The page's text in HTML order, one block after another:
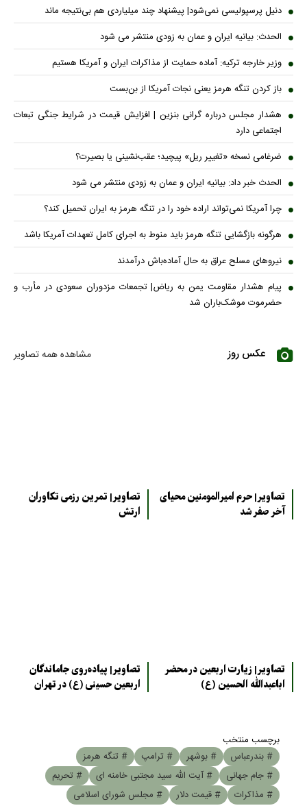
دنیل پرسپولیسی نمی‌شود| پیشنهاد چند میلیاردی هم بی‌نتیجه ماند
الحدث: بیانیه ایران و عمان به زودی منتشر می شود
وزیر خارجه ترکیه: آماده حمایت از مذاکرات ایران و آمریکا هستیم
باز کردن تنگه هرمز یعنی نجات آمریکا از بن‌بست
هشدار مجلس درباره گرانی بنزین | افزایش قیمت در شرایط جنگی تبعات
اجتماعی دارد
ضرغامی نسخه «تغییر ریل» پیچید؛ عقب‌نشینی یا بصیرت؟
الحدث خبر داد: بیانیه ایران و عمان به زودی منتشر می شود
چرا آمریکا نمی‌تواند اراده خود را در تنگه هرمز به ایران تحمیل کند؟
هرگونه بازگشایی تنگه هرمز باید منوط به اجرای کامل تعهدات آمریکا باشد
نیروهای مسلح عراق به حال آماده‌باش درآمدند
پیام هشدار مقاومت یمن به ریاض| تجمعات مزدوران سعودی در مأرب و
حضرموت موشک‌باران شد
عکس روز مشاهده همه تصاویر
تصاویر| حرم امیرالمومنین محیای
آخر صفر شد
تصاویر| تمرین رزمی تکاوران
ارتش
تصاویر| زیارت اربعین در محضر
اباعبدالله الحسین (ع)
تصاویر| پیاده‌روی جاماندگان
اربعین حسینی (ع) در تهران
برچسب منتخب
# بندرعباس
# بوشهر # ترامپ
# تنگه هرمز
# جام جهانی
# آیت الله سید مجتبی خامنه ای
# تحریم
# مذاکرات
# قیمت دلار # مجلس شورای اسلامی